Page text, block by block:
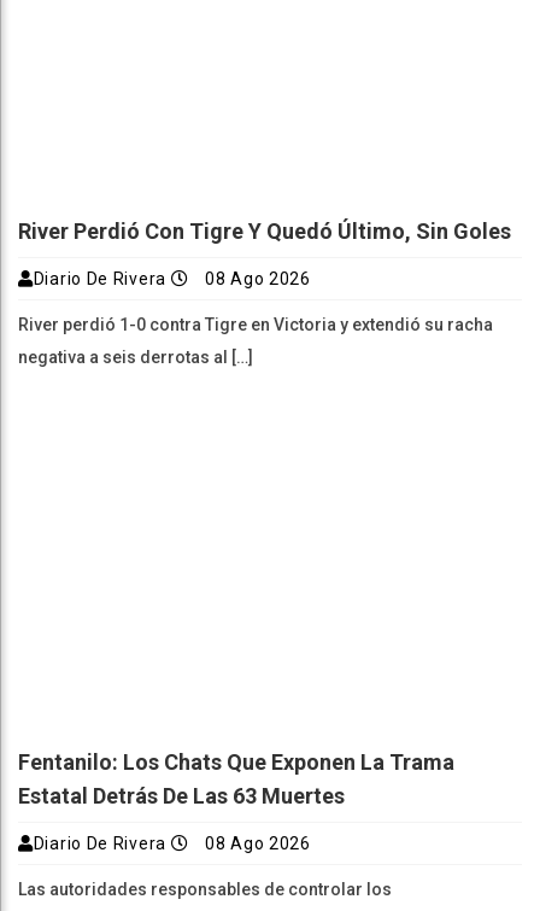
River Perdió Con Tigre Y Quedó Último, Sin Goles
Diario De Rivera 08 Ago 2026
River perdió 1-0 contra Tigre en Victoria y extendió su racha
negativa a seis derrotas al […]
Fentanilo: Los Chats Que Exponen La Trama
Estatal Detrás De Las 63 Muertes
Diario De Rivera 08 Ago 2026
Las autoridades responsables de controlar los